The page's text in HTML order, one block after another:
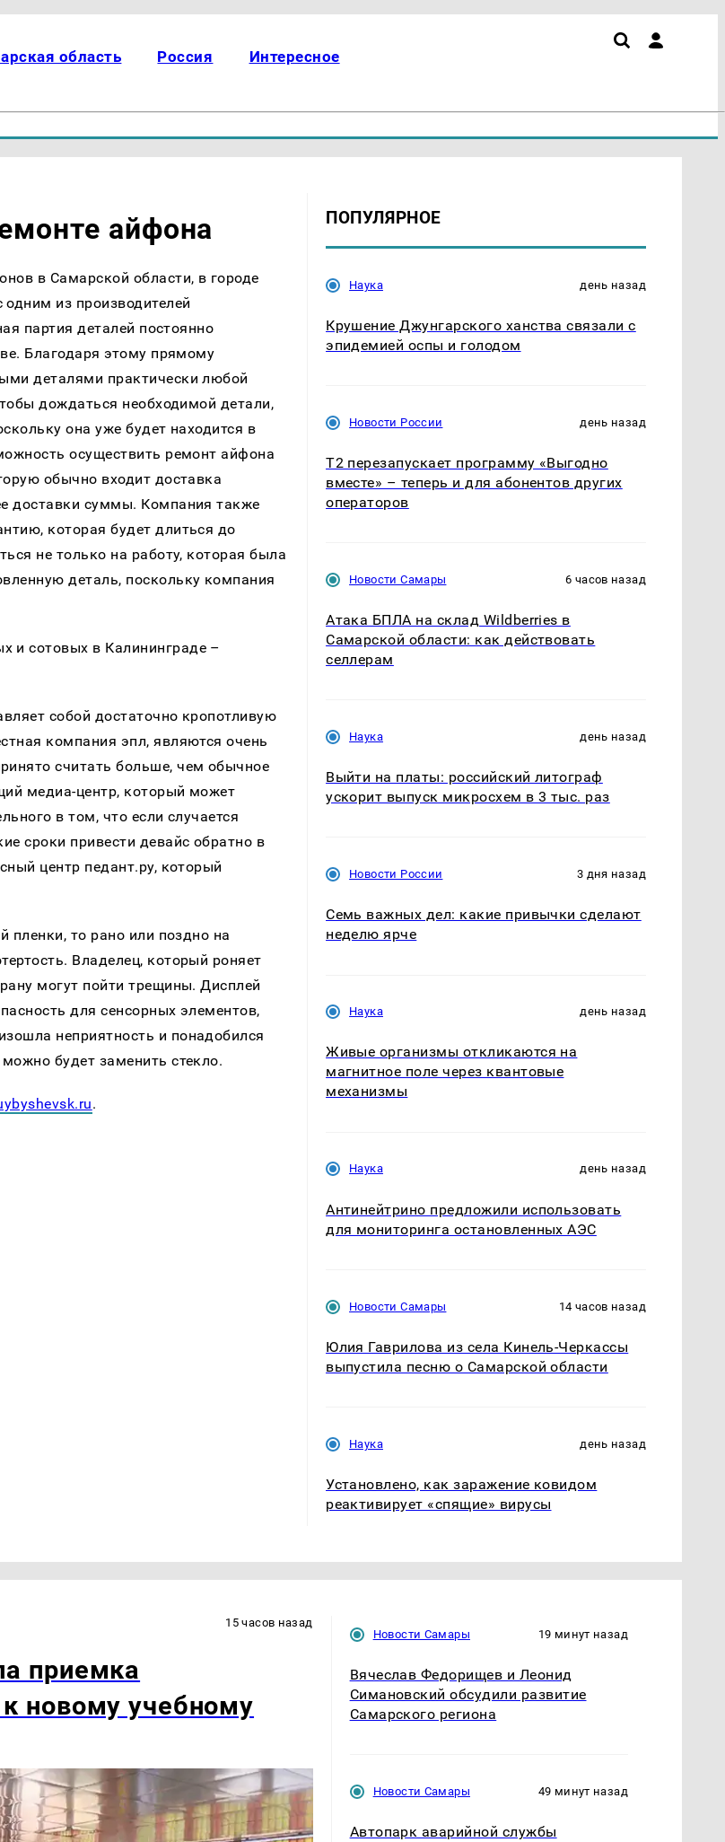
область Россия Интересное
айфона
в Самарской области, в городе
из производителей
партия деталей постоянно
Благодаря этому прямому
деталями практически любой
дождаться необходимой детали,
она уже будет находится в
осуществить ремонт айфона
обычно входит доставка
доставки суммы. Компания также
которая будет длиться до
не только на работу, которая была
деталь, поскольку компания
собой достаточно кропотливую
компания эпл, являются очень
считать больше, чем обычное
медиа-центр, который может
в том, что если случается
сроки привести девайс обратно в
центр педант.ру, который
пленки, то рано или поздно на
Владелец, который роняет
могут пойти трещины. Дисплей
для сенсорных элементов,
неприятность и понадобился
будет заменить стекло.
.
ПОПУЛЯРНОЕ
Наука день назад
Крушение Джунгарского ханства связали с
эпидемией оспы и голодом
Новости России день назад
Т2 перезапускает программу «Выгодно
вместе» – теперь и для абонентов других
операторов
Новости Самары 6 часов назад
Атака БПЛА на склад Wildberries в
Самарской области: как действовать
селлерам
Наука день назад
Выйти на платы: российский литограф
ускорит выпуск микросхем в 3 тыс. раз
Новости России 3 дня назад
Семь важных дел: какие привычки сделают
неделю ярче
Наука день назад
Живые организмы откликаются на
магнитное поле через квантовые
механизмы
Наука день назад
Антинейтрино предложили использовать
для мониторинга остановленных АЭС
Новости Самары 14 часов назад
Юлия Гаврилова из села Кинель-Черкассы
выпустила песню о Самарской области
Наука день назад
Установлено, как заражение ковидом
реактивирует «спящие» вирусы
15 часов назад
приемка
новому учебному
Новости Самары 19 минут назад
Вячеслав Федорищев и Леонид
Симановский обсудили развитие
Самарского региона
Новости Самары 49 минут назад
Автопарк аварийной службы